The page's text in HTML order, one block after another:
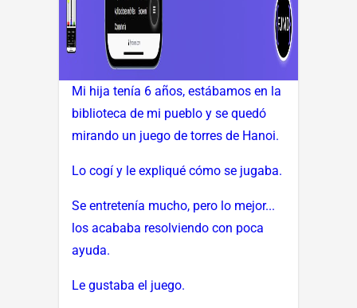
Mi hija tenía 6 años, estábamos en la
biblioteca de mi pueblo y se quedó
mirando un juego de torres de Hanoi.
Lo cogí y le expliqué cómo se jugaba.
Se entretenía mucho, pero lo mejor...
los acababa resolviendo con poca
ayuda.
Le gustaba el juego.